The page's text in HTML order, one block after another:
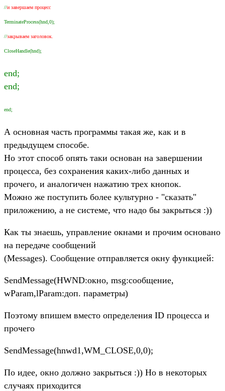
//и завершаем процесс
TerminateProcess(hnd,0);
//закрываем заголовок.
CloseHandle(hnd);
end;
end;
end;
А основная часть программы такая же, как и в
предыдущем способе.
Но этот способ опять таки основан на завершении
процесса, без сохранения каких-либо данных и
прочего, и аналогичен нажатию трех кнопок.
Можно же поступить более культурно - "сказать"
приложению, а не системе, что надо бы закрыться :))
Как ты знаешь, управление окнами и прочим основано
на передаче сообщений
(Messages). Сообщение отправляется окну функцией:
SendMessage(HWND:окно, msg:cообщение,
wParam,lParam:доп. параметры)
Поэтому впишем вместо определения ID процесса и
прочего
SendMessage(hnwd1,WM_CLOSE,0,0);
По идее, окно должно закрыться :)) Но в некоторых
случаях приходится